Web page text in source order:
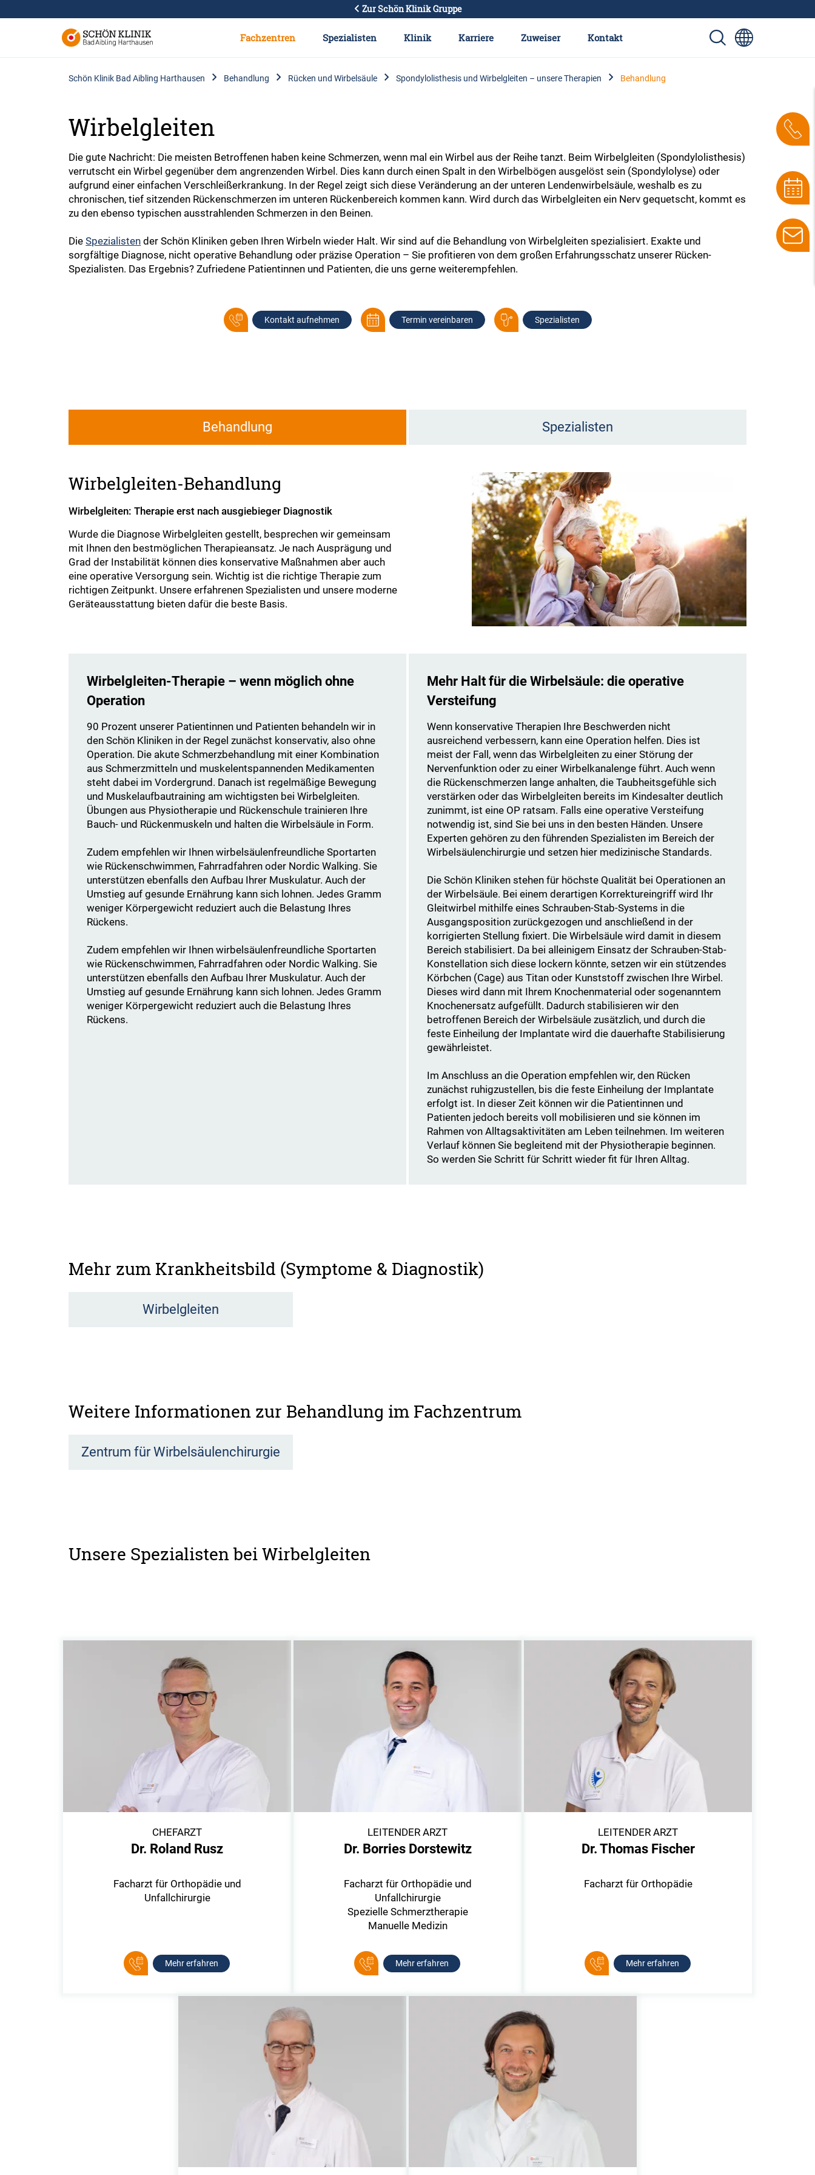
Zur Schön Klinik Gruppe
Fachzentren Spezialisten Klinik Karriere Zuweiser Kontakt
Schön Klinik Bad Aibling Harthausen Behandlung Rücken und Wirbelsäule Spondylolisthesis und Wirbelgleiten – unsere Therapien Behandlung
Wirbelgleiten
Die gute Nachricht: Die meisten Betroffenen haben keine Schmerzen, wenn mal ein Wirbel aus der Reihe tanzt. Beim Wirbelgleiten (Spondylolisthesis)
verrutscht ein Wirbel gegenüber dem angrenzenden Wirbel. Dies kann durch einen Spalt in den Wirbelbögen ausgelöst sein (Spondylolyse) oder
aufgrund einer einfachen Verschleißerkrankung. In der Regel zeigt sich diese Veränderung an der unteren Lendenwirbelsäule, weshalb es zu
chronischen, tief sitzenden Rückenschmerzen im unteren Rückenbereich kommen kann. Wird durch das Wirbelgleiten ein Nerv gequetscht, kommt es
zu den ebenso typischen ausstrahlenden Schmerzen in den Beinen.
DieSpezialisten der Schön Kliniken geben Ihren Wirbeln wieder Halt. Wir sind auf die Behandlung von Wirbelgleiten spezialisiert. Exakte und
sorgfältige Diagnose, nicht operative Behandlung oder präzise Operation – Sie profitieren von dem großen Erfahrungsschatz unserer Rücken-
Spezialisten. Das Ergebnis? Zufriedene Patientinnen und Patienten, die uns gerne weiterempfehlen.
Kontakt aufnehmen Termin vereinbaren Spezialisten
Behandlung Spezialisten
Wirbelgleiten-Behandlung
Wirbelgleiten: Therapie erst nach ausgiebieger Diagnostik
Wurde die Diagnose Wirbelgleiten gestellt, besprechen wir gemeinsam
mit Ihnen den bestmöglichen Therapieansatz. Je nach Ausprägung und
Grad der Instabilität können dies konservative Maßnahmen aber auch
eine operative Versorgung sein. Wichtig ist die richtige Therapie zum
richtigen Zeitpunkt. Unsere erfahrenen Spezialisten und unsere moderne
Geräteausstattung bieten dafür die beste Basis.
Wirbelgleiten-Therapie – wenn möglich ohne
Operation
90 Prozent unserer Patientinnen und Patienten behandeln wir in
den Schön Kliniken in der Regel zunächst konservativ, also ohne
Operation. Die akute Schmerzbehandlung mit einer Kombination
aus Schmerzmitteln und muskelentspannenden Medikamenten
steht dabei im Vordergrund. Danach ist regelmäßige Bewegung
und Muskelaufbautraining am wichtigsten bei Wirbelgleiten.
Übungen aus Physiotherapie und Rückenschule trainieren Ihre
Bauch- und Rückenmuskeln und halten die Wirbelsäule in Form.
Zudem empfehlen wir Ihnen wirbelsäulenfreundliche Sportarten
wie Rückenschwimmen, Fahrradfahren oder Nordic Walking. Sie
unterstützen ebenfalls den Aufbau Ihrer Muskulatur. Auch der
Umstieg auf gesunde Ernährung kann sich lohnen. Jedes Gramm
weniger Körpergewicht reduziert auch die Belastung Ihres
Rückens.
Zudem empfehlen wir Ihnen wirbelsäulenfreundliche Sportarten
wie Rückenschwimmen, Fahrradfahren oder Nordic Walking. Sie
unterstützen ebenfalls den Aufbau Ihrer Muskulatur. Auch der
Umstieg auf gesunde Ernährung kann sich lohnen. Jedes Gramm
weniger Körpergewicht reduziert auch die Belastung Ihres
Rückens.
Mehr Halt für die Wirbelsäule: die operative
Versteifung
Wenn konservative Therapien Ihre Beschwerden nicht
ausreichend verbessern, kann eine Operation helfen. Dies ist
meist der Fall, wenn das Wirbelgleiten zu einer Störung der
Nervenfunktion oder zu einer Wirbelkanalenge führt. Auch wenn
die Rückenschmerzen lange anhalten, die Taubheitsgefühle sich
verstärken oder das Wirbelgleiten bereits im Kindesalter deutlich
zunimmt, ist eine OP ratsam. Falls eine operative Versteifung
notwendig ist, sind Sie bei uns in den besten Händen. Unsere
Experten gehören zu den führenden Spezialisten im Bereich der
Wirbelsäulenchirurgie und setzen hier medizinische Standards.
Die Schön Kliniken stehen für höchste Qualität bei Operationen an
der Wirbelsäule. Bei einem derartigen Korrektureingriff wird Ihr
Gleitwirbel mithilfe eines Schrauben-Stab-Systems in die
Ausgangsposition zurückgezogen und anschließend in der
korrigierten Stellung fixiert. Die Wirbelsäule wird damit in diesem
Bereich stabilisiert. Da bei alleinigem Einsatz der Schrauben-Stab-
Konstellation sich diese lockern könnte, setzen wir ein stützendes
Körbchen (Cage) aus Titan oder Kunststoff zwischen Ihre Wirbel.
Dieses wird dann mit Ihrem Knochenmaterial oder sogenanntem
Knochenersatz aufgefüllt. Dadurch stabilisieren wir den
betroffenen Bereich der Wirbelsäule zusätzlich, und durch die
feste Einheilung der Implantate wird die dauerhafte Stabilisierung
gewährleistet.
Im Anschluss an die Operation empfehlen wir, den Rücken
zunächst ruhigzustellen, bis die feste Einheilung der Implantate
erfolgt ist. In dieser Zeit können wir die Patientinnen und
Patienten jedoch bereits voll mobilisieren und sie können im
Rahmen von Alltagsaktivitäten am Leben teilnehmen. Im weiteren
Verlauf können Sie begleitend mit der Physiotherapie beginnen.
So werden Sie Schritt für Schritt wieder fit für Ihren Alltag.
Mehr zum Krankheitsbild (Symptome & Diagnostik)
Wirbelgleiten
Weitere Informationen zur Behandlung im Fachzentrum
Zentrum für Wirbelsäulenchirurgie
Unsere Spezialisten bei Wirbelgleiten
CHEFARZT
Dr. Roland Rusz
Facharzt für Orthopädie und
Unfallchirurgie
Mehr erfahren
LEITENDER ARZT
Dr. Borries Dorstewitz
Facharzt für Orthopädie und
Unfallchirurgie
Spezielle Schmerztherapie
Manuelle Medizin
Mehr erfahren
LEITENDER ARZT
Dr. Thomas Fischer
Facharzt für Orthopädie
Mehr erfahren